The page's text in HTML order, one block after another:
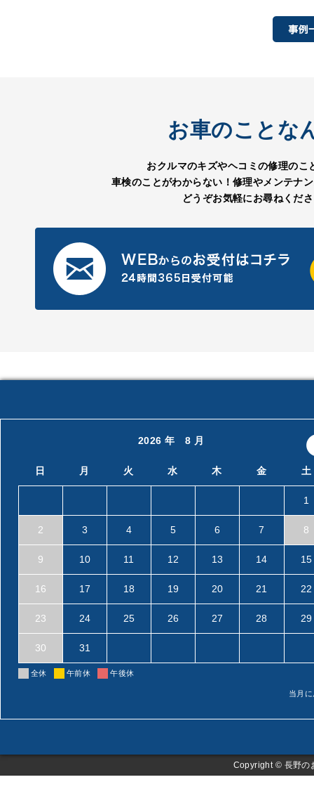
お車のことな
おクルマのキズやヘコミの修理の
車検のことがわからない！修理やメンテナ
どうぞお気軽にお尋ねくだ
2026 年 8 月
日 月 火 水 木 金 土
1
2 3 4 5 6 7 8
9 10 11 12 13 14 15
16 17 18 19 20 21 22
23 24 25 26 27 28 29
30 31
全休 午前休 午後休
当月
Copyright © 長野の